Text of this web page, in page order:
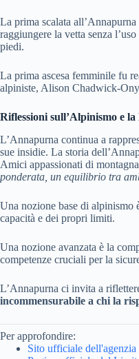
La prima scalata
raggiungere la vetta senza
piedi.
La prima ascesa femminile fu
alpiniste, Alison Chadwick-
Riflessioni sull’Alpinismo e
L’Annapurna continua a
sue insidie. La storia
Amici appassionati di
ponderata, un equilibrio tra
Una nozione base di alpinismo
capacità e dei propri limiti.
Una nozione avanzata è la
competenze cruciali per la
L’Annapurna ci invita a
incommensurabile a chi la
Per approfondire:
Sito ufficiale